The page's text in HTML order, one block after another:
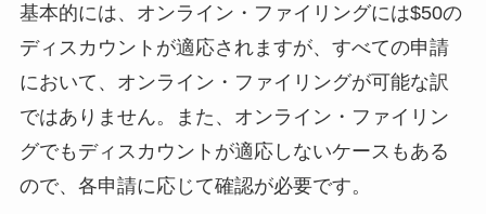
基本的には、オンライン・ファイリングには$50の
ディスカウントが適応されますが、すべての申請
において、オンライン・ファイリングが可能な訳
ではありません。また、オンライン・ファイリン
グでもディスカウントが適応しないケースもある
ので、各申請に応じて確認が必要です。